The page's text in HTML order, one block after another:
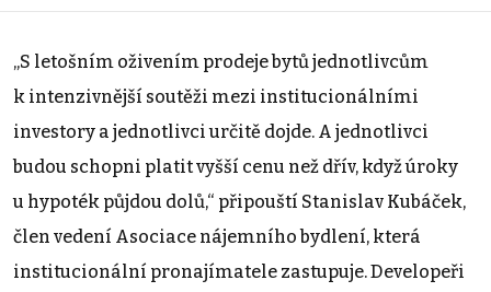
„S letošním oživením prodeje bytů jednotlivcům
k intenzivnější soutěži mezi institucionálními
investory a jednotlivci určitě dojde. A jednotlivci
budou schopni platit vyšší cenu než dřív, když úroky
u hypoték půjdou dolů,“ připouští Stanislav Kubáček,
člen vedení Asociace nájemního bydlení, která
institucionální pronajímatele zastupuje. Developeři